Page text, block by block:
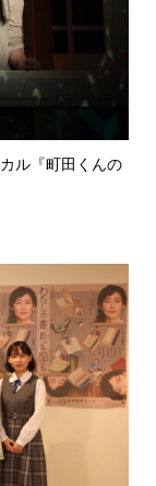
ル『町田くんの